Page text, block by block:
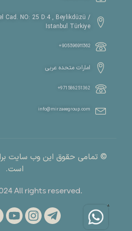
Cad. NO: 25 D:4 , Beylikdüzü /
Istanbul Türkiye
905396911362+
امارات متحده عربی
971586251362+
info@mirzaeegroup.com
© تمامی حقوق این وب سایت
است.
.Copyright © 2024 All rights reserved